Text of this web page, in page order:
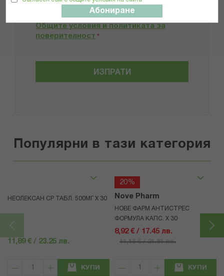
Абониране
Прочетох и се съгласявам с
Общите условия и политиката за
поверителност *
ИЗПРАТИ
Популярни в тази категория
НЕОЛЕКСАН СР ТАБЛ. 500МГ Х 30
11,89 € / 23.25 лв.
КУПИ
20%
Nove Pharm
НОВЕ ФАРМ АНТИСТРЕС
ФОРМУЛА КАПС. X 30
8,92 € / 17.45 лв.
11,15 € / 21.81 лв.
КУПИ